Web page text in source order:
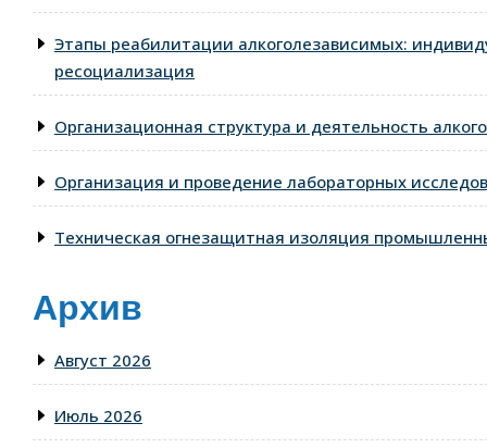
Этапы реабилитации алкоголезависимых:
ресоциализация
Организационная структура и деятельность
Организация и проведение лабораторных
Техническая огнезащитная изоляция
Архив
Август 2026
Июль 2026